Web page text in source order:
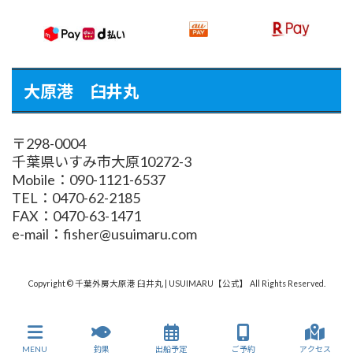
大原港 臼井丸
〒298-0004
千葉県いすみ市大原10272-3
Mobile：090-1121-6537
TEL：0470-62-2185
FAX：0470-63-1471
e-mail：fisher@usuimaru.com
Copyright © 千葉外房大原港 臼井丸 | USUIMARU【公式】 All Rights Reserved.
MENU 釣果 出船予定 ご予約 アクセス